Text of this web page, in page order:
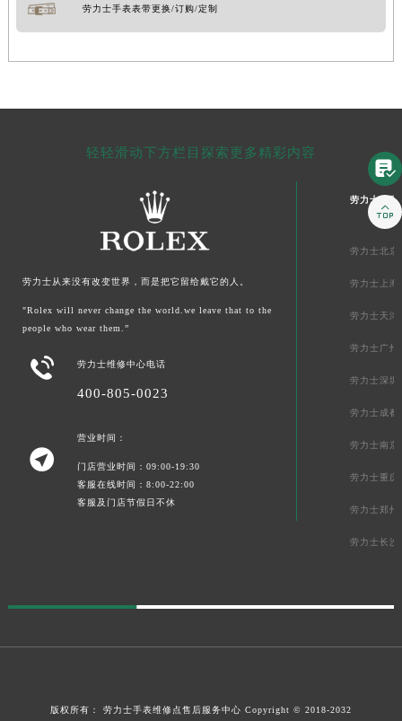
劳力士手表表带更换/订购/定制
轻轻滑动下方栏目探索更多精彩内容
劳力士从来没有改变世界，而是把它留给戴它的人。
"Rolex will never change the world.we leave that to the
people who wear them.”
 劳力士维修中心电话
400-805-0023

营业时间：
门店营业时间：09:00-19:30
客服在线时间：8:00-22:00
客服及门店节假日不休
劳力士中国
劳力士北京
劳力士上海
劳力士天津
劳力士广州
劳力士深圳
劳力士成都
劳力士南京
劳力士重庆
劳力士郑州
劳力士长沙
版权所有： 劳力士手表维修点售后服务中心 Copyright © 2018-2032

